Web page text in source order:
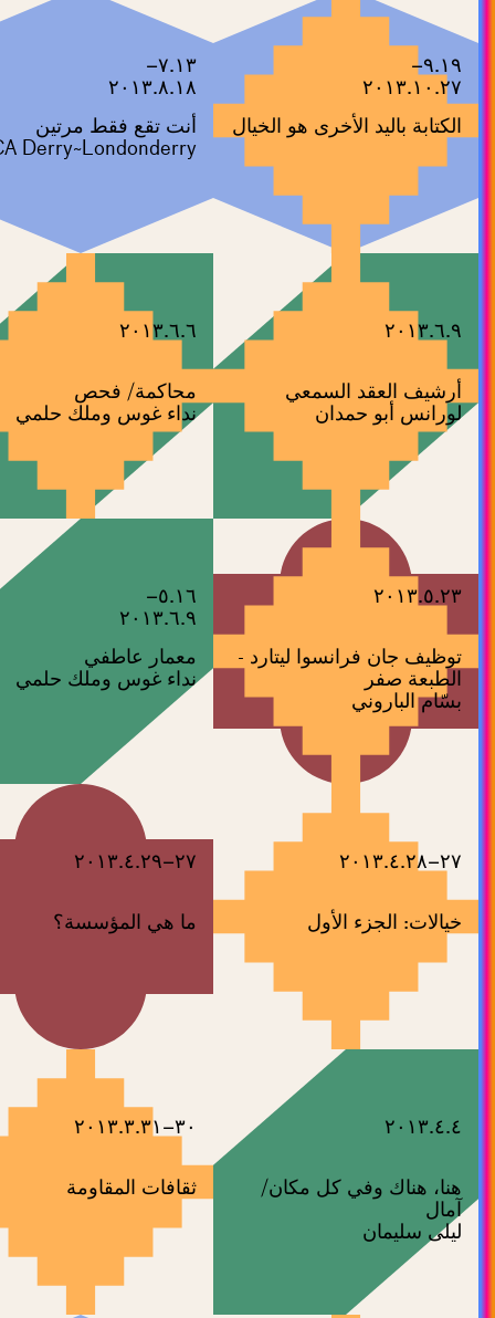
٩.١٩–
٢٠١٣.١٠.٢٧
الكتابة باليد الأخرى هو الخيال
٧.١٣–
٢٠١٣.٨.١٨
أنت تقع فقط مرتين
Derry~Londonderry
٢٠١٣.٦.٩
أرشيف العقد السمعي
لورانس أبو حمدان
٢٠١٣.٦.٦
محاكمة/ فحص
نداء غوس وملك حلمي
٢٠١٣.٥.٢٣
توظيف جان فرانسوا ليتارد -
الطبعة صفر
بسّام الباروني
٥.١٦–
٢٠١٣.٦.٩
معمار عاطفي
نداء غوس وملك حلمي
٢٧–٢٠١٣.٤.٢٨
خيالات: الجزء الأول
٢٧–٢٠١٣.٤.٢٩
ما هي المؤسسة؟
٢٠١٣.٤.٤
هنا، هناك وفي كل مكان/
آمال
ليلى سليمان
٣٠–٢٠١٣.٣.٣١
ثقافات المقاومة